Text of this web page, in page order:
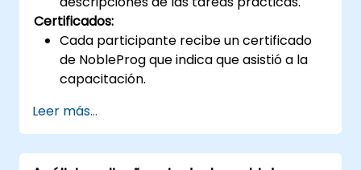
Certificados:
Cada participante recibe un certificado
de NobleProg que indica que asistió a la
capacitación.
Leer más...